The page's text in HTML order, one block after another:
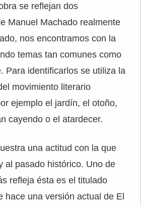
se reflejan dos
Manuel Machado realmente
nos encontramos con la
temas tan comunes como
Para identificarlos se utiliza la
movimiento literario
ejemplo el jardín, el otoño,
cayendo o el atardecer.
una actitud con la que
al pasado histórico. Uno de
refleja ésta es el titulado
hace una versión actual de El